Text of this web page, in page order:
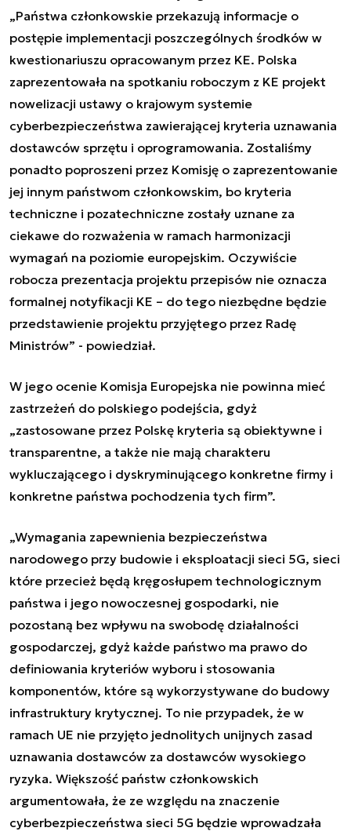
„Państwa członkowskie przekazują informacje o
postępie implementacji poszczególnych środków w
kwestionariuszu opracowanym przez KE. Polska
zaprezentowała na spotkaniu roboczym z KE projekt
nowelizacji ustawy o krajowym systemie
cyberbezpieczeństwa zawierającej kryteria uznawania
dostawców sprzętu i oprogramowania. Zostaliśmy
ponadto poproszeni przez Komisję o zaprezentowanie
jej innym państwom członkowskim, bo kryteria
techniczne i pozatechniczne zostały uznane za
ciekawe do rozważenia w ramach harmonizacji
wymagań na poziomie europejskim. Oczywiście
robocza prezentacja projektu przepisów nie oznacza
formalnej notyfikacji KE – do tego niezbędne będzie
przedstawienie projektu przyjętego przez Radę
Ministrów” - powiedział.
W jego ocenie Komisja Europejska nie powinna mieć
zastrzeżeń do polskiego podejścia, gdyż
„zastosowane przez Polskę kryteria są obiektywne i
transparentne, a także nie mają charakteru
wykluczającego i dyskryminującego konkretne firmy i
konkretne państwa pochodzenia tych firm”.
„Wymagania zapewnienia bezpieczeństwa
narodowego przy budowie i eksploatacji sieci 5G, sieci
które przecież będą kręgosłupem technologicznym
państwa i jego nowoczesnej gospodarki, nie
pozostaną bez wpływu na swobodę działalności
gospodarczej, gdyż każde państwo ma prawo do
definiowania kryteriów wyboru i stosowania
komponentów, które są wykorzystywane do budowy
infrastruktury krytycznej. To nie przypadek, że w
ramach UE nie przyjęto jednolitych unijnych zasad
uznawania dostawców za dostawców wysokiego
ryzyka. Większość państw członkowskich
argumentowała, że ze względu na znaczenie
cyberbezpieczeństwa sieci 5G będzie wprowadzała